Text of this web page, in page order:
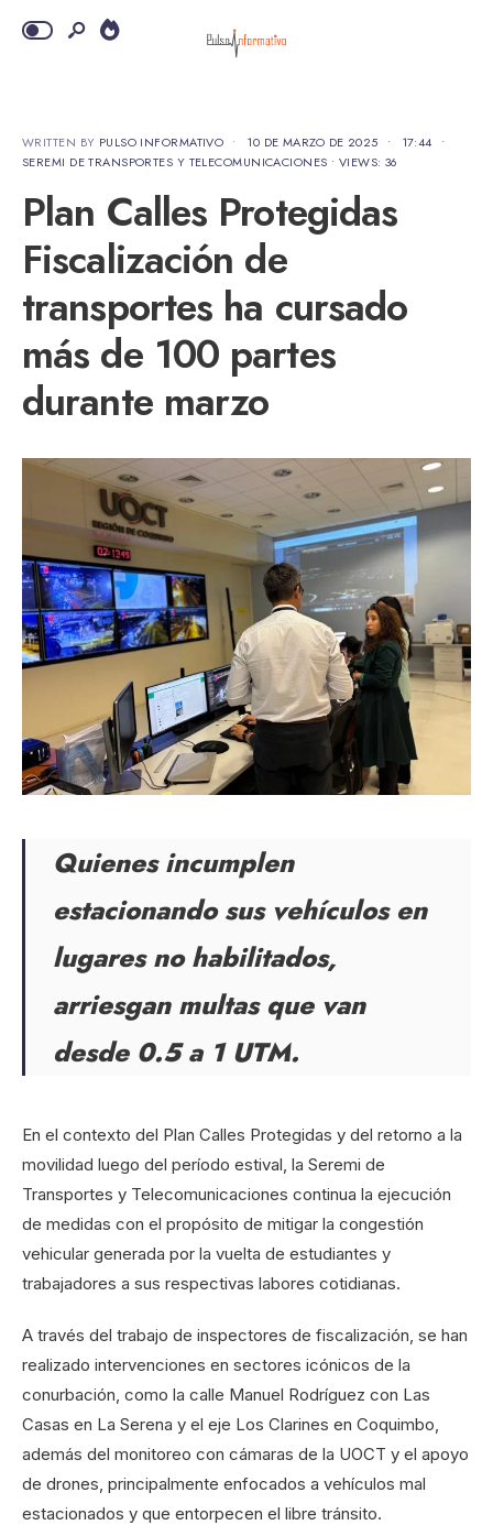
WRITTEN BY PULSO INFORMATIVO • 10 DE MARZO DE 2025 • 17:44 •
SEREMI DE TRANSPORTES Y TELECOMUNICACIONES • VIEWS: 36
Plan Calles Protegidas
Fiscalización de
transportes ha cursado
más de 100 partes
durante marzo
Quienes incumplen
estacionando sus vehículos en
lugares no habilitados,
arriesgan multas que van
desde 0.5 a 1 UTM.
En el contexto del Plan Calles Protegidas y del retorno a la
movilidad luego del período estival, la Seremi de
Transportes y Telecomunicaciones continua la ejecución
de medidas con el propósito de mitigar la congestión
vehicular generada por la vuelta de estudiantes y
trabajadores a sus respectivas labores cotidianas.
A través del trabajo de inspectores de fiscalización, se han
realizado intervenciones en sectores icónicos de la
conurbación, como la calle Manuel Rodríguez con Las
Casas en La Serena y el eje Los Clarines en Coquimbo,
además del monitoreo con cámaras de la UOCT y el apoyo
de drones, principalmente enfocados a vehículos mal
estacionados y que entorpecen el libre tránsito.